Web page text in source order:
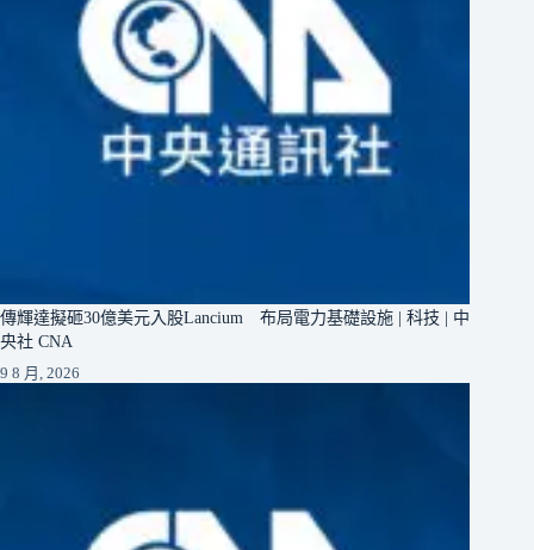
傳輝達擬砸30億美元入股Lancium 布局電力基礎設施 | 科技 | 中
央社 CNA
9 8 月, 2026